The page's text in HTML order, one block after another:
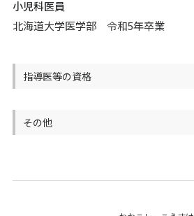
小児科医員
北海道大学医学部 令和5年卒業
指導医等の資格
その他